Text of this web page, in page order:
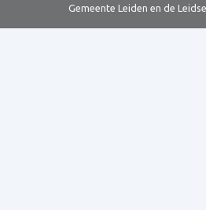
Gemeente Leiden en de